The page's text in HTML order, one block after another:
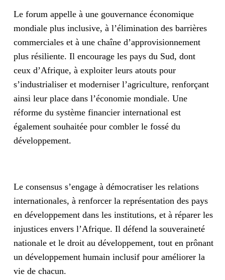
Le forum appelle à une gouvernance économique
mondiale plus inclusive, à l’élimination des barrières
commerciales et à une chaîne d’approvisionnement
plus résiliente. Il encourage les pays du Sud, dont
ceux d’Afrique, à exploiter leurs atouts pour
s’industrialiser et moderniser l’agriculture, renforçant
ainsi leur place dans l’économie mondiale. Une
réforme du système financier international est
également souhaitée pour combler le fossé du
développement.
Le consensus s’engage à démocratiser les relations
internationales, à renforcer la représentation des pays
en développement dans les institutions, et à réparer les
injustices envers l’Afrique. Il défend la souveraineté
nationale et le droit au développement, tout en prônant
un développement humain inclusif pour améliorer la
vie de chacun.